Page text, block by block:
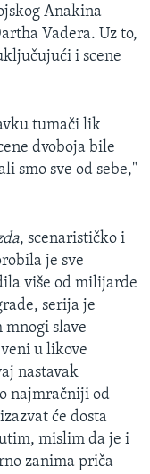
Anakina
Vadera. Uz to,
i scene
tumači lik
dvoboja bile
smo sve od sebe,"
, scenarističko i
je sve
više od milijarde
serija je
slave
u likove
nastavak
najmračniji od
će dosta
mislim da je i
zanima priča